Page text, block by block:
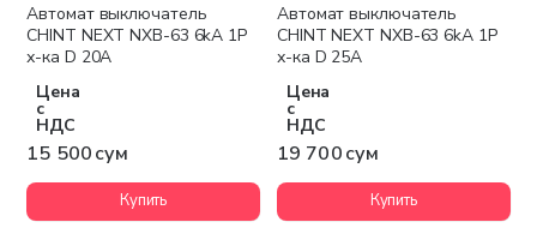
Автомат выключатель
CHINT NEXT NXB-63 6kA 1P
х-ка D 20A
Цена
с
НДС
15 500 сум
Купить
Автомат выключатель
CHINT NEXT NXB-63 6kA 1P
х-ка D 25A
Цена
с
НДС
19 700 сум
Купить